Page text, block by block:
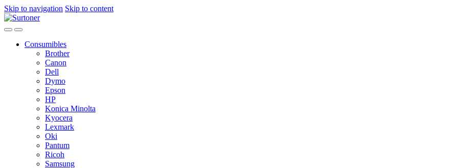
Skip to navigation Skip to content
Consumibles
Brother
Canon
Dell
Dymo
Epson
HP
Konica Minolta
Kyocera
Lexmark
Oki
Pantum
Ricoh
Samsung